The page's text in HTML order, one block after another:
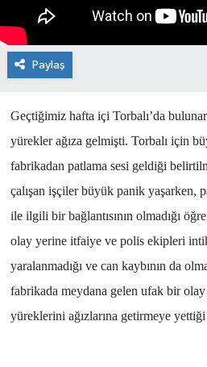
Paylaş
Geçtiğimiz hafta içi Torbalı’da
yürekler ağıza gelmişti. Torbalı için
fabrikadan patlama sesi geldiği
çalışan işçiler büyük panik yaşarken,
ile ilgili bir bağlantısının olmadığı
olay yerine itfaiye ve polis ekipleri
yaralanmadığı ve can kaybının da
fabrikada meydana gelen ufak bir
yüreklerini ağızlarına getirmeye